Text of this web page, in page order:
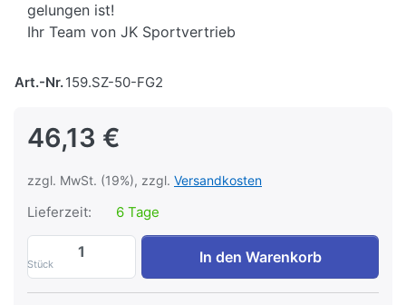
gelungen ist!
Ihr Team von JK Sportvertrieb
Art.-Nr.159.SZ-50-FG2
46,13 €
zzgl. MwSt. (19%), zzgl. Versandkosten
Lieferzeit: 6 Tage
Stück
SZ - Fat Bar zu 46,13 €, Menge 1.
In den Warenkorb